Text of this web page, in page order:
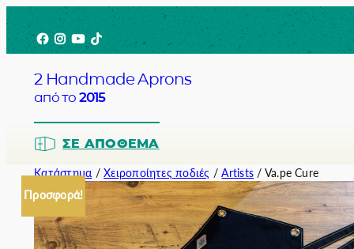
Μετάβαση
στο
περιεχόμενο
Facebook
Instagram
YouTube
TikTok
2 Handmade Aprons
από το 2015
ΣΕ ΑΠΌΘΕΜΑ
Barista
Κατάστημα /Χειροποίητες ποδιές /Artists / Va.pe Cure
Προσφορά!